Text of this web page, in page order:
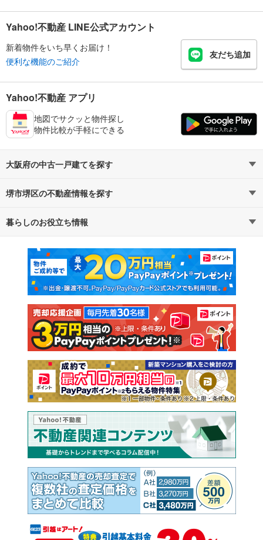
Yahoo!不動産 LINE公式アカウント
新着物件をいち早くお届け！
便利な機能のご紹介
友だち追加
Yahoo!不動産 アプリ
地図でサクッと物件探し
物件比較が手軽にできる
大阪府の中古一戸建てを探す
路線・駅から探す
通勤・通学時間から探す
堺市堺区の不動産情報を探す
不動産・住宅
新築マンション 中古マンション
新築一戸建て 中古一戸建て
注文住宅 土地
売却査定
暮らしのお役立ち情報
マンションカタログ 教えて！住まいの先生